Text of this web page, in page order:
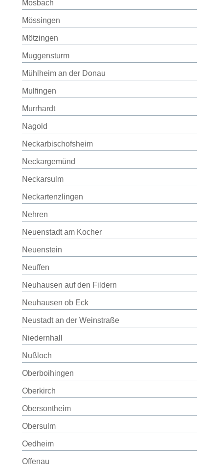
Mosbach
Mössingen
Mötzingen
Muggensturm
Mühlheim an der Donau
Mulfingen
Murrhardt
Nagold
Neckarbischofsheim
Neckargemünd
Neckarsulm
Neckartenzlingen
Nehren
Neuenstadt am Kocher
Neuenstein
Neuffen
Neuhausen auf den Fildern
Neuhausen ob Eck
Neustadt an der Weinstraße
Niedernhall
Nußloch
Oberboihingen
Oberkirch
Obersontheim
Obersulm
Oedheim
Offenau